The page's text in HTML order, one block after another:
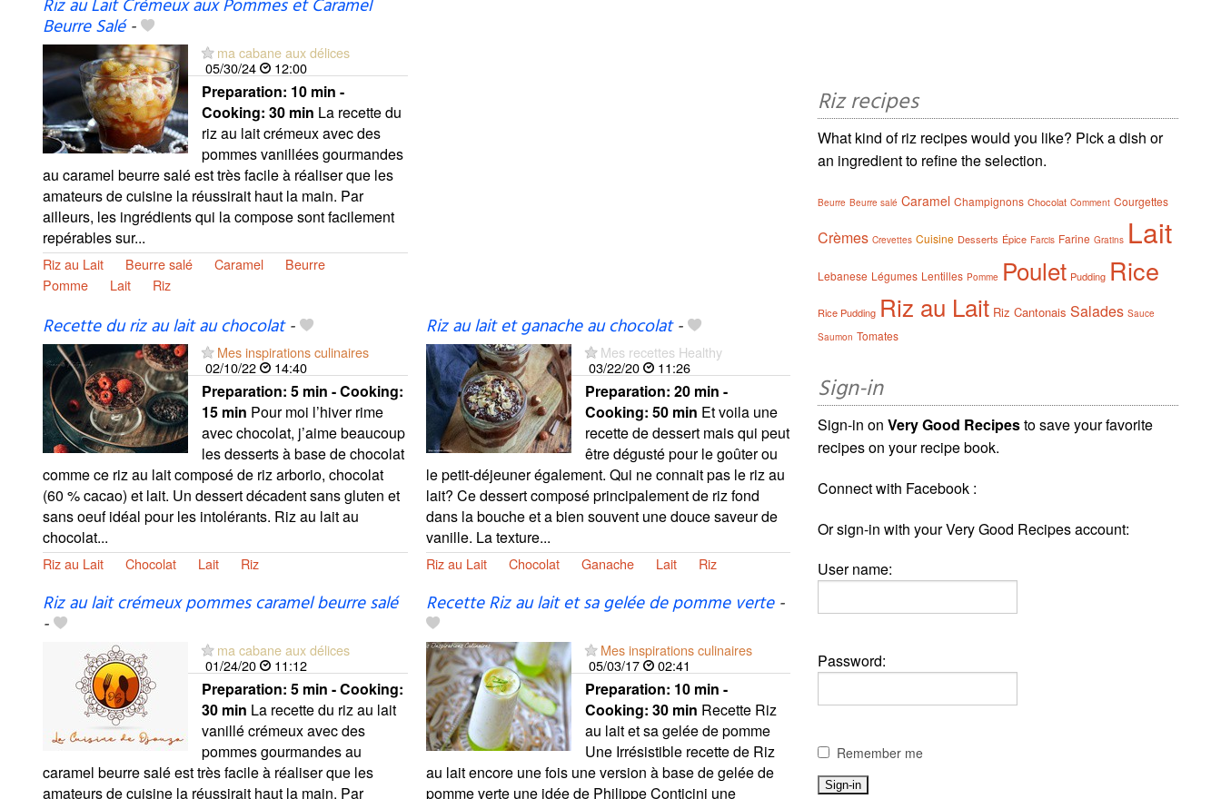
Riz au Lait Crémeux aux Pommes et Caramel
Beurre Salé-
ma cabane aux délices
05/30/24
12:00
Preparation: 10 min -
Cooking: 30 min La recette du
riz au lait crémeux avec des
pommes vanillées gourmandes
au caramel beurre salé est très facile à réaliser que les
amateurs de cuisine la réussirait haut la main. Par
ailleurs, les ingrédients qui la compose sont facilement
repérables sur...
Riz au Lait Beurre salé Caramel
Beurre
Pomme
Lait Riz
Recette du riz au lait au chocolat-
Mes inspirations culinaires
02/10/22
14:40
Preparation: 5 min - Cooking:
15 min Pour moi l’hiver rime
avec chocolat, j’aime beaucoup
les desserts à base de chocolat
comme ce riz au lait composé de riz arborio, chocolat
(60 % cacao) et lait. Un dessert décadent sans gluten et
sans oeuf idéal pour les intolérants. Riz au lait au
chocolat...
Riz au Lait Chocolat Lait Riz
Riz au lait et ganache au chocolat-
Mes recettes Healthy
03/22/20
11:26
Preparation: 20 min -
Cooking: 50 min Et voila une
recette de dessert mais qui peut
être dégusté pour le goûter ou
le petit-déjeuner également. Qui ne connait pas le riz au
lait? Ce dessert composé principalement de riz fond
dans la bouche et a bien souvent une douce saveur de
vanille. La texture...
Riz au Lait Chocolat Ganache Lait Riz
Riz au lait crémeux pommes caramel beurre salé
-
ma cabane aux délices
01/24/20
11:12
Preparation: 5 min - Cooking:
30 min La recette du riz au lait
vanillé crémeux avec des
pommes gourmandes au
caramel beurre salé est très facile à réaliser que les
amateurs de cuisine la réussirait haut la main. Par
Recette Riz au lait et sa gelée de pomme verte-
Mes inspirations culinaires
05/03/17
02:41
Preparation: 10 min -
Cooking: 30 min Recette Riz
au lait et sa gelée de pomme
Une Irrésistible recette de Riz
au lait encore une fois une version à base de gelée de
pomme verte une idée de Philippe Conticini une
Riz recipes
What kind of riz recipes would you like? Pick a dish or
an ingredient to refine the selection.
Beurre Beurre salé Caramel Champignons Chocolat Comment Courgettes
Crèmes Crevettes Cuisine Desserts Épice Farcis Farine Gratins Lait
Lebanese Légumes Lentilles Pomme Poulet Pudding Rice
Rice Pudding Riz au Lait Riz Cantonais Salades Sauce
Saumon Tomates
Sign-in
Sign-in onVery Good Recipesto save your favorite
recipes on your recipe book.
Connect with Facebook :
Or sign-in with your Very Good Recipes account:
User name:
Password:
Remember me